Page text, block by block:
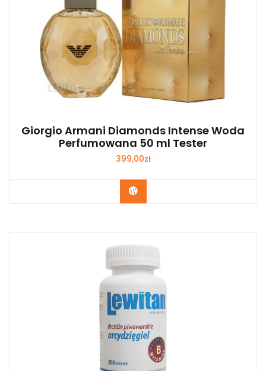
Giorgio Armani Diamonds Intense Woda
Perfumowana 50 ml Tester
399,00zł
Zobacz